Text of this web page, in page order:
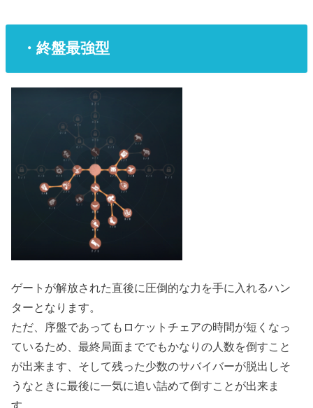
・終盤最強型
ゲートが解放された直後に圧倒的な力を手に入れるハン
ターとなります。
ただ、序盤であってもロケットチェアの時間が短くなっ
ているため、最終局面まででもかなりの人数を倒すこと
が出来ます、そして残った少数のサバイバーが脱出しそ
うなときに最後に一気に追い詰めて倒すことが出来ま
す。